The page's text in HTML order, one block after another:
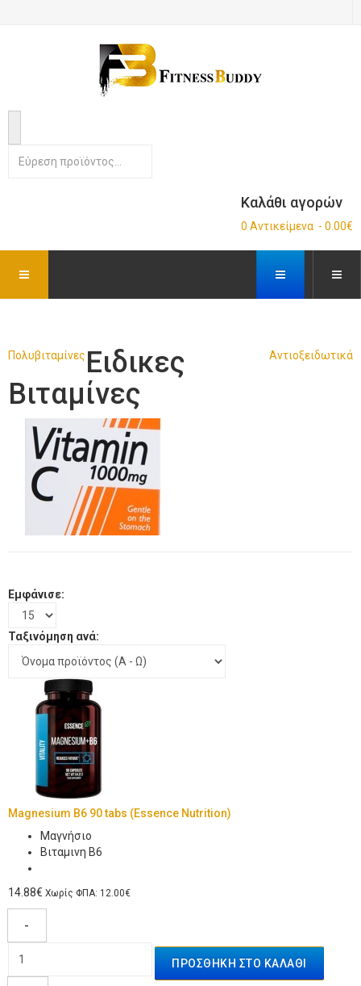
Καλάθι αγορών
0 Αντικείμενα - 0.00€
Πολυβιταμίνες Αντιοξειδωτικά
Ειδικες
Βιταμίνες
Εμφάνισε:
Ταξινόμηση ανά:
Magnesium B6 90 tabs (Essence Nutrition)
Μαγνήσιο
Βιταμινη Β6
14.88€ Χωρίς ΦΠΑ: 12.00€
-